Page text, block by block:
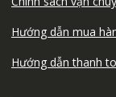
Hướng dẫn mua
Hướng dẫn thanh